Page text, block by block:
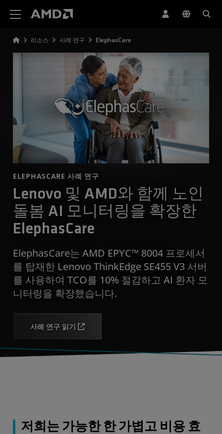
리소스 사례 연구 ElephasCare
ELEPHASCARE 사례 연구
Lenovo 및 AMD와 함께 노인
돌봄 AI 모니터링을 확장한
ElephasCare
ElephasCare는 AMD EPYC™ 8004 프로세서
를 탑재한 Lenovo ThinkEdge SE455 V3 서버
를 사용하여 TCO를 10% 절감하고 AI 환자 모
니터링을 확장했습니다.
사례 연구 읽기
저희는 가능한 한 가볍고 비용 효